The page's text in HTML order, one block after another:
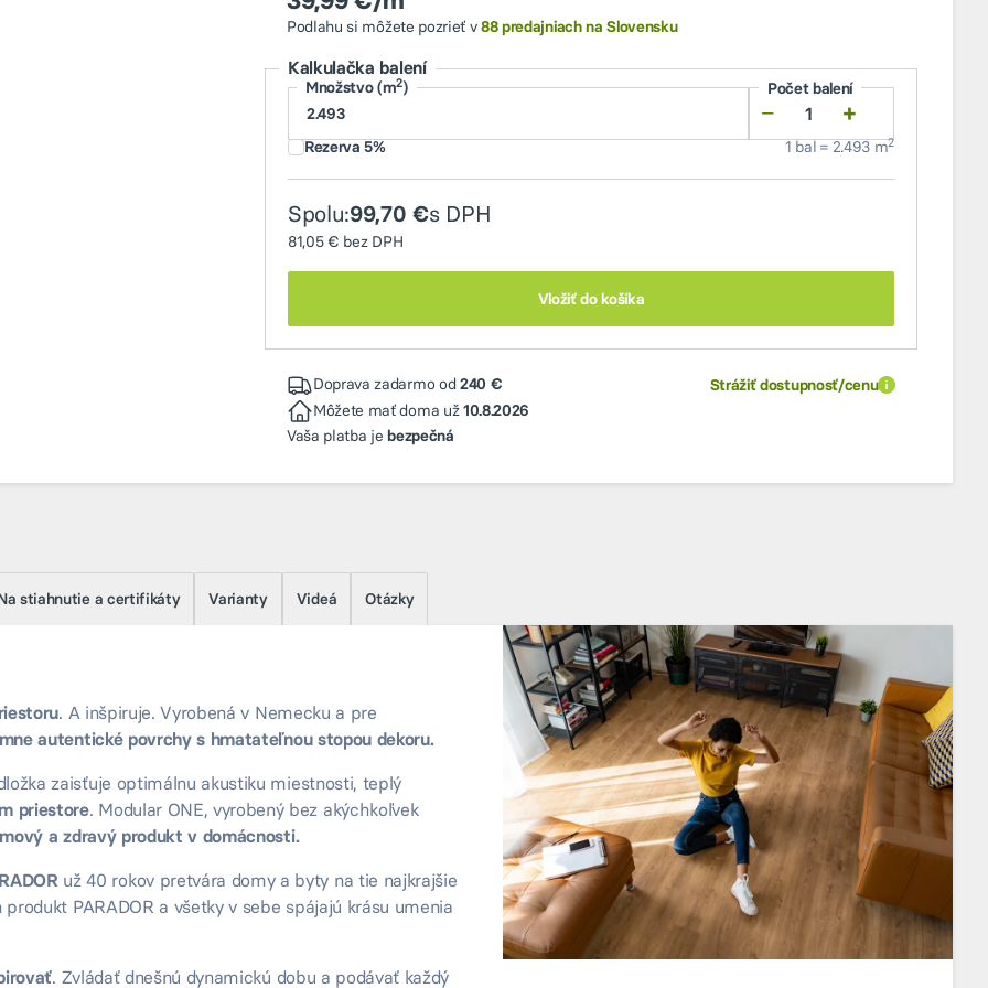
Podlahu si môžete pozrieť v88 predajniach na Slovensku
Kalkulačka balení
Množstvo (m2) Počet balení
− +
Rezerva 5% 1 bal = 2.493 m2
Spolu:99,70 €s DPH
81,05 € bez DPH
Vložiť do košíka
Doprava zadarmo od 240 €
Môžete mať doma už10.8.2026
Vaša platba jebezpečná
Strážiť dostupnosť/cenu
stiahnutie a certifikáty Varianty Videá Otázky
. A inšpiruje. Vyrobená v Nemecku a pre
autentické povrchy s hmatateľnou stopou dekoru.
zaisťuje optimálnu akustiku miestnosti, teplý
priestore. Modular ONE, vyrobený bez akýchkoľvek
a zdravý produkt v domácnosti.
už 40 rokov pretvára domy a byty na tie najkrajšie
PARADOR a všetky v sebe spájajú krásu umenia
. Zvládať dnešnú dynamickú dobu a podávať každý